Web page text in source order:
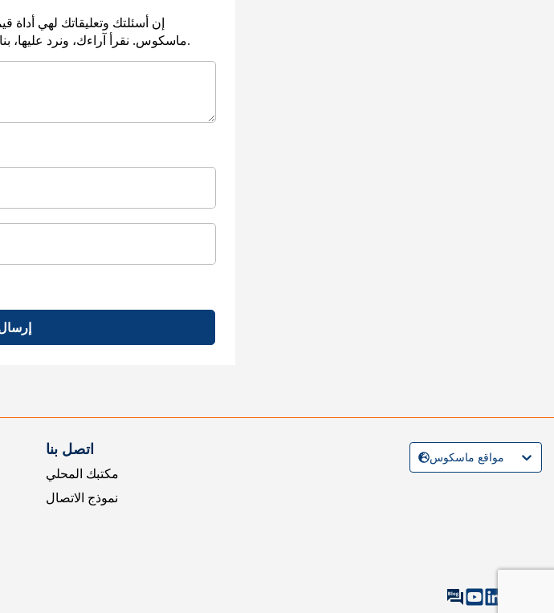
إن أسئلتك وتعليقاتك لهي
ماسكوس. نقرأ آراءك، ونرد عليها، بناء على طلبكم في أسرع وقت ممكن.
اتصل بنا
مكتبك المحلي
نموذج الاتصال
مواقع ماسكوس